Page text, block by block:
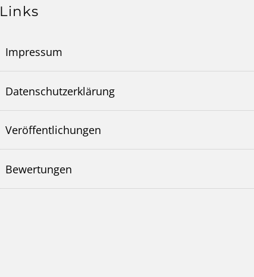
Links
Impressum
Datenschutzerklärung
Veröffentlichungen
Bewertungen